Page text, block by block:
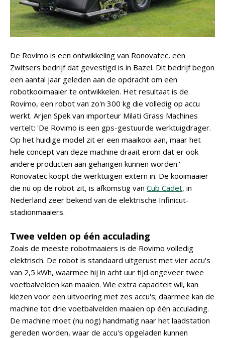
De Rovimo is een ontwikkeling van Ronovatec, een
Zwitsers bedrijf dat gevestigd is in Bazel. Dit bedrijf begon
een aantal jaar geleden aan de opdracht om een
robotkooimaaier te ontwikkelen. Het resultaat is de
Rovimo, een robot van zo'n 300 kg die volledig op accu
werkt. Arjen Spek van importeur Milati Grass Machines
vertelt: 'De Rovimo is een gps-gestuurde werktuigdrager.
Op het huidige model zit er een maaikooi aan, maar het
hele concept van deze machine draait erom dat er ook
andere producten aan gehangen kunnen worden.'
Ronovatec koopt die werktuigen extern in. De kooimaaier
die nu op de robot zit, is afkomstig van Cub Cadet, in
Nederland zeer bekend van de elektrische Infinicut-
stadionmaaiers.
Twee velden op één acculading
Zoals de meeste robotmaaiers is de Rovimo volledig
elektrisch. De robot is standaard uitgerust met vier accu's
van 2,5 kWh, waarmee hij in acht uur tijd ongeveer twee
voetbalvelden kan maaien. Wie extra capaciteit wil, kan
kiezen voor een uitvoering met zes accu's; daarmee kan de
machine tot drie voetbalvelden maaien op één acculading.
De machine moet (nu nog) handmatig naar het laadstation
gereden worden, waar de accu's opgeladen kunnen